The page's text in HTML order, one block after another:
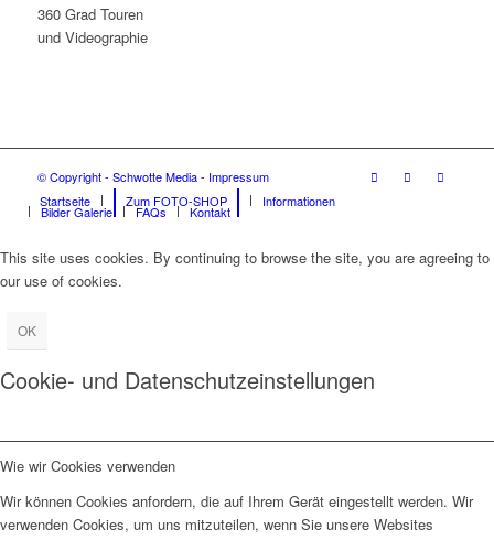
360 Grad Touren
und Videographie
© Copyright - Schwotte Media - Impressum
Startseite
Zum FOTO-SHOP Informationen
Bilder Galerie FAQs Kontakt
This site uses cookies. By continuing to browse the site, you are agreeing to
our use of cookies.
OK
Cookie- und Datenschutzeinstellungen
Wie wir Cookies verwenden
Wir können Cookies anfordern, die auf Ihrem Gerät eingestellt werden. Wir
verwenden Cookies, um uns mitzuteilen, wenn Sie unsere Websites